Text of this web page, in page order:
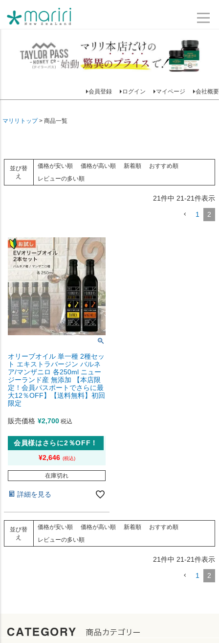
会員登録 ログイン マイページ 会社概要
マリリトップ 商品一覧
並び替
え
価格が安い順 価格が高い順 新着順
おすすめ順
レビューの多い順
21件中 21-21件表示
1 2
オリーブオイル 単一種 2種セッ
ト エキストラバージン バルネ
ア/マンザニロ 各250ml ニュー
ジーランド産 無添加 【本店限
定！会員パスポートでさらに最
大12％OFF】【送料無料】初回
限定
販売価格 ¥2,700 税込
会員様はさらに2％OFF！
¥2,646
在庫切れ
詳細を見る
並び替
え
価格が安い順 価格が高い順 新着順
おすすめ順
レビューの多い順
21件中 21-21件表示
1 2